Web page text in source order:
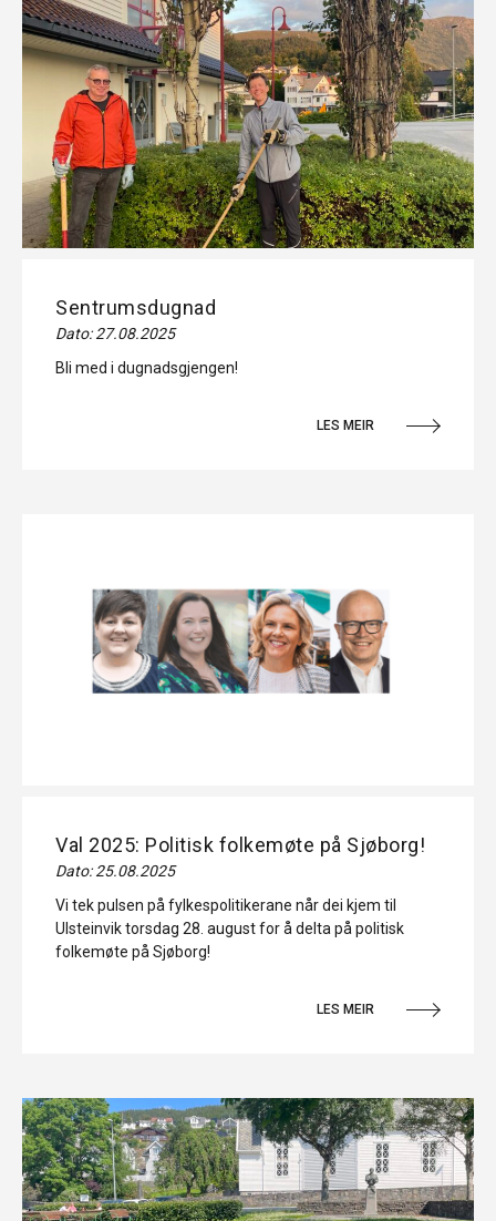
Sentrumsdugnad
Dato: 27.08.2025
Bli med i dugnadsgjengen!
LES MEIR
Val 2025: Politisk folkemøte på Sjøborg!
Dato: 25.08.2025
Vi tek pulsen på fylkespolitikerane når dei kjem til
Ulsteinvik torsdag 28. august for å delta på politisk
folkemøte på Sjøborg!
LES MEIR